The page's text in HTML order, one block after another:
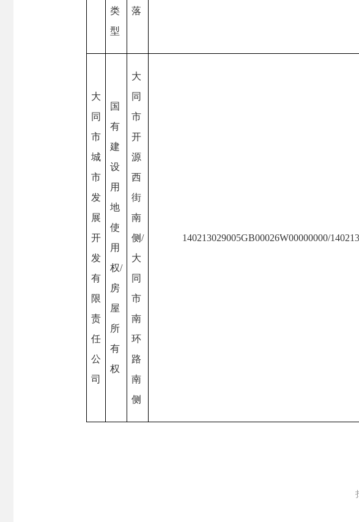
类
型
落
大
同
市
城
市
发
展
开
发
有
限
责
任
公
司
国
有
建
设
用
地
使
用
权/
房
屋
所
有
权
大
同
市
开
源
西
街
南
侧/
大
同
市
南
环
路
南
侧
140213029005GB00026W00000000/